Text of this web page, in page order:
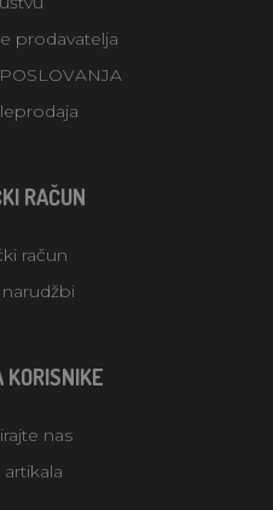
prodavatelja
RAČUN
račun
nas